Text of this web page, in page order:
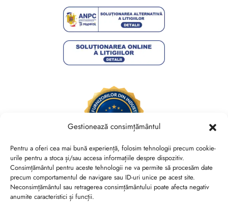
Gestionează consimțământul
Pentru a oferi cea mai bună experiență, folosim tehnologii precum cookie-
urile pentru a stoca și/sau accesa informațiile despre dispozitiv.
Consimțământul pentru aceste tehnologii ne va permite să procesăm date
precum comportamentul de navigare sau ID-uri unice pe acest site.
Neconsimțământul sau retragerea consimțământului poate afecta negativ
anumite caracteristici și funcții.
Brides Shoes By Veronesse S.R.L.
RO44730767, J40/13882/2021, Cod CAEN 1520
Str. Nicolae Canea, Nr. 53, Sector 2, Bucuresti